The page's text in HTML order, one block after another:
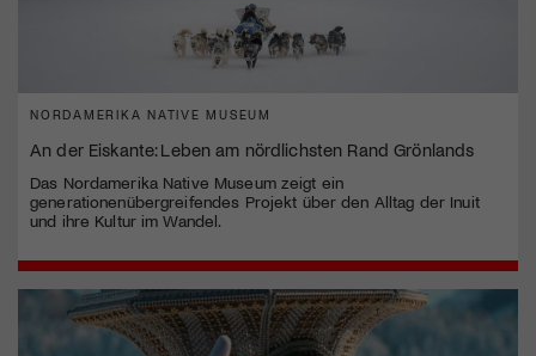
NORDAMERIKA NATIVE MUSEUM
An der Eiskante: Leben am nördlichsten Rand Grönlands
Das Nordamerika Native Museum zeigt ein
generationenübergreifendes Projekt über den Alltag der Inuit
und ihre Kultur im Wandel.